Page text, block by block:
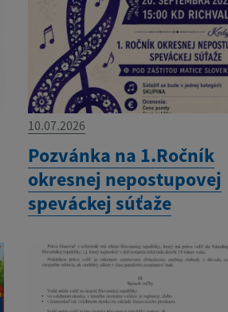
10.07.2026
Pozvánka na 1.Ročník
okresnej nepostupovej
speváckej súťaže